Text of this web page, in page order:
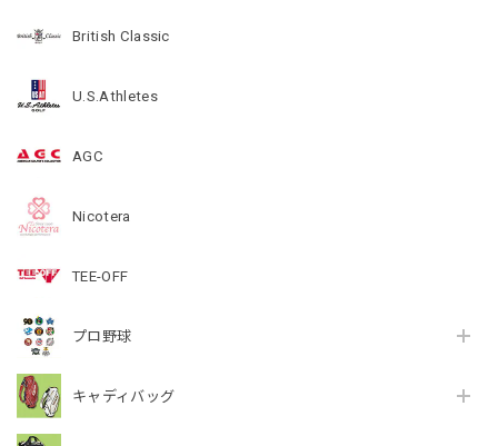
British Classic
U.S.Athletes
AGC
Nicotera
TEE-OFF
プロ野球
キャディバッグ